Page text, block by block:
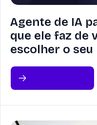
Agente de IA
que ele faz de
escolher o seu